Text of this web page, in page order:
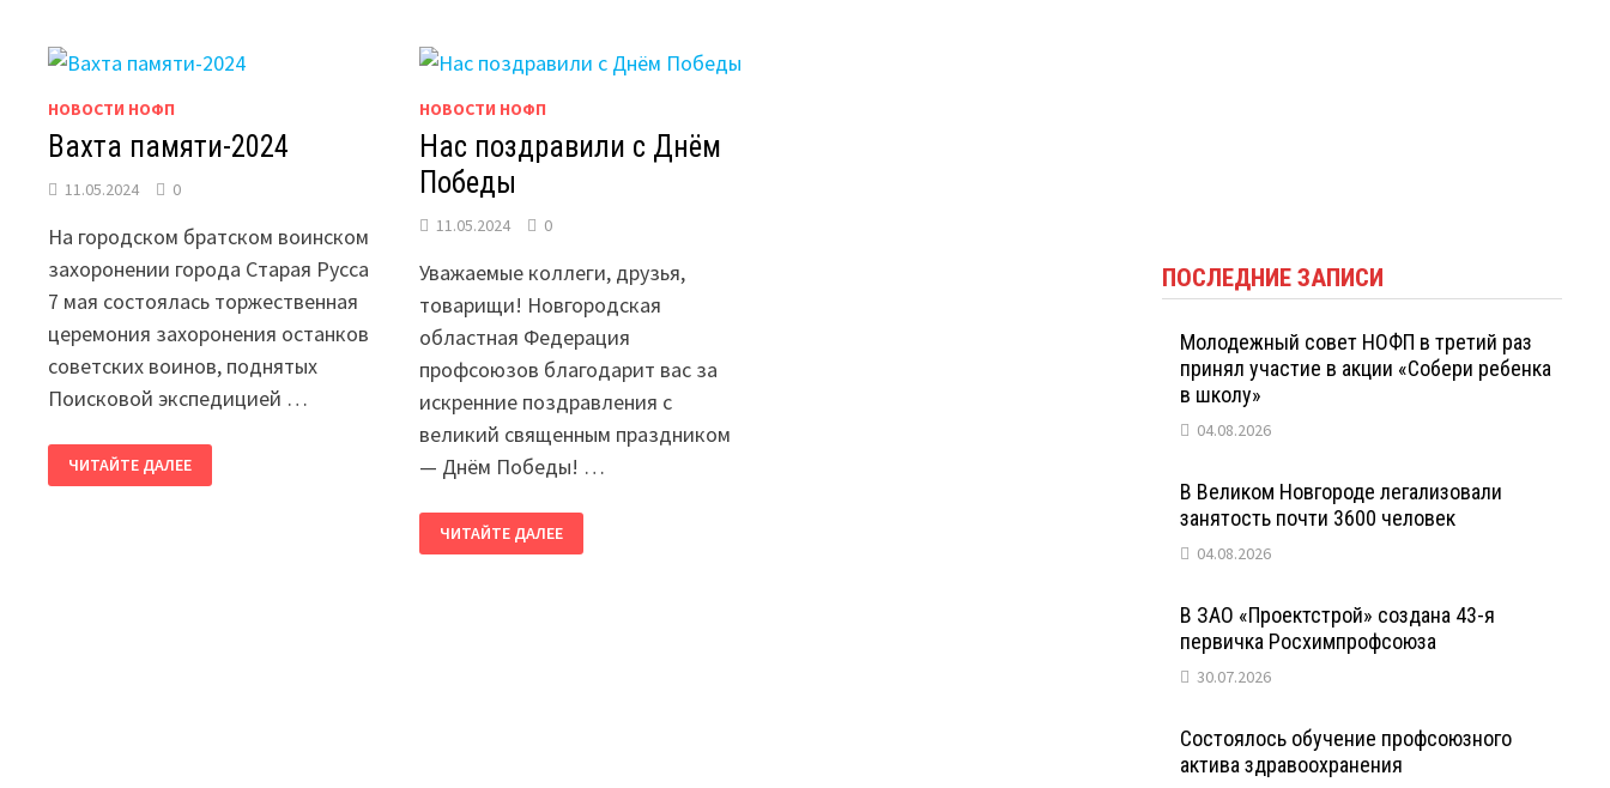
НОВОСТИ НОФП
Вахта памяти-2024
11.05.2024 0
На городском братском воинском
захоронении города Старая Русса
7 мая состоялась торжественная
церемония захоронения останков
советских воинов, поднятых
Поисковой экспедицией …
ВАХТА
ПАМЯТИ-2024
ЧИТАЙТЕ ДАЛЕЕ
НОВОСТИ НОФП
Нас поздравили с Днём
Победы
11.05.2024 0
Уважаемые коллеги, друзья,
товарищи! Новгородская
областная Федерация
профсоюзов благодарит вас за
искренние поздравления с
великий священным праздником
— Днём Победы! …
ПОЗДРАВИЛИ
С
ЧИТАЙТЕ ДАЛЕЕ
ПОСЛЕДНИЕ ЗАПИСИ
Молодежный совет НОФП в третий раз
принял участие в акции «Собери ребенка
в школу»
04.08.2026
В Великом Новгороде легализовали
занятость почти 3600 человек
04.08.2026
В ЗАО «Проектстрой» создана 43-я
первичка Росхимпрофсоюза
30.07.2026
Состоялось обучение профсоюзного
актива здравоохранения